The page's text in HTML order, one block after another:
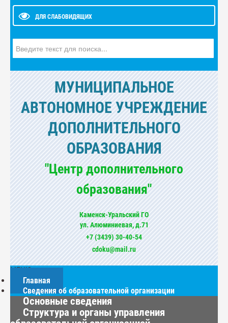
ДЛЯ СЛАБОВИДЯЩИХ
МУНИЦИПАЛЬНОЕ
АВТОНОМНОЕ УЧРЕЖДЕНИЕ
ДОПОЛНИТЕЛЬНОГО
ОБРАЗОВАНИЯ
"Центр дополнительного
образования"
Каменск-Уральский ГО
ул. Алюминиевая, д.71
+7 (3439) 30-40-54
cdoku@mail.ru
МЕНЮ
Главная
Сведения об образовательной организации
Основные сведения
Структура и органы управления